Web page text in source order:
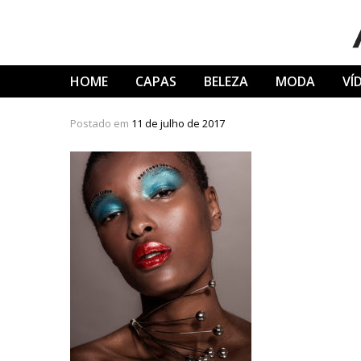
HOME CAPAS BELEZA MODA
Postado em 11 de julho de 2017